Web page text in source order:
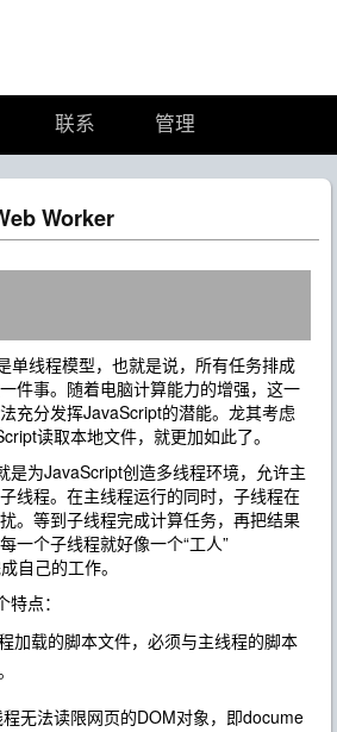
联系 管理
Worker
单线程模型，也就是说，所有任务排成
件事。随着电脑计算能力的增强，这一
充分发挥JavaScript的潜能。龙其考虑
读取本地文件，就更加如此了。
是为JavaScript创造多线程环境，允许主
线程。在主线程运行的同时，子线程在
。等到子线程完成计算任务，再把结果
一个子线程就好像一个“工人”
自己的工作。
点：
加载的脚本文件，必须与主线程的脚本
无法读限网页的DOM对象，即docume